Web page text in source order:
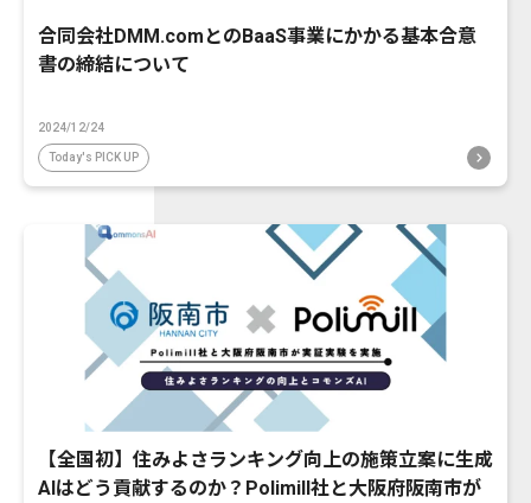
合同会社DMM.comとのBaaS事業にかかる基本合意
書の締結について
2024/12/24
Today's PICK UP
【全国初】住みよさランキング向上の施策立案に生成
AIはどう貢献するのか？Polimill社と大阪府阪南市が